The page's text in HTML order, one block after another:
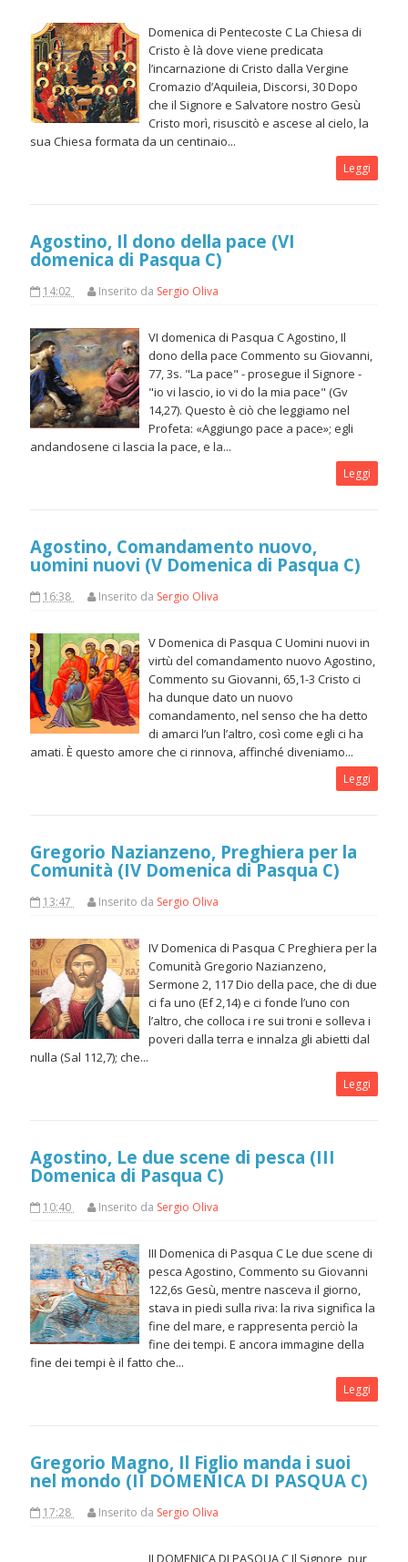
Domenica di Pentecoste C La Chiesa di
Cristo è là dove viene predicata
l’incarnazione di Cristo dalla Vergine
Cromazio d’Aquileia, Discorsi, 30 Dopo
che il Signore e Salvatore nostro Gesù
Cristo morì, risuscitò e ascese al cielo, la
sua Chiesa formata da un centinaio...
Leggi
Agostino, Il dono della pace (VI
domenica di Pasqua C)
14:02 Inserito da Sergio Oliva
VI domenica di Pasqua C Agostino, Il
dono della pace Commento su Giovanni,
77, 3s. "La pace" - prosegue il Signore -
"io vi lascio, io vi do la mia pace" (Gv
14,27). Questo è ciò che leggiamo nel
Profeta: «Aggiungo pace a pace»; egli
andandosene ci lascia la pace, e la...
Leggi
Agostino, Comandamento nuovo,
uomini nuovi (V Domenica di Pasqua C)
16:38 Inserito da Sergio Oliva
V Domenica di Pasqua C Uomini nuovi in
virtù del comandamento nuovo Agostino,
Commento su Giovanni, 65,1-3 Cristo ci
ha dunque dato un nuovo
comandamento, nel senso che ha detto
di amarci l’un l’altro, così come egli ci ha
amati. È questo amore che ci rinnova, affinché diveniamo...
Leggi
Gregorio Nazianzeno, Preghiera per la
Comunità (IV Domenica di Pasqua C)
13:47 Inserito da Sergio Oliva
IV Domenica di Pasqua C Preghiera per la
Comunità Gregorio Nazianzeno,
Sermone 2, 117 Dio della pace, che di due
ci fa uno (Ef 2,14) e ci fonde l’uno con
l’altro, che colloca i re sui troni e solleva i
poveri dalla terra e innalza gli abietti dal
nulla (Sal 112,7); che...
Leggi
Agostino, Le due scene di pesca (III
Domenica di Pasqua C)
10:40 Inserito da Sergio Oliva
III Domenica di Pasqua C Le due scene di
pesca Agostino, Commento su Giovanni
122,6s Gesù, mentre nasceva il giorno,
stava in piedi sulla riva: la riva significa la
fine del mare, e rappresenta perciò la
fine dei tempi. E ancora immagine della
fine dei tempi è il fatto che...
Leggi
Gregorio Magno, Il Figlio manda i suoi
nel mondo (II DOMENICA DI PASQUA C)
17:28 Inserito da Sergio Oliva
II DOMENICA DI PASQUA C Il Signore, pur